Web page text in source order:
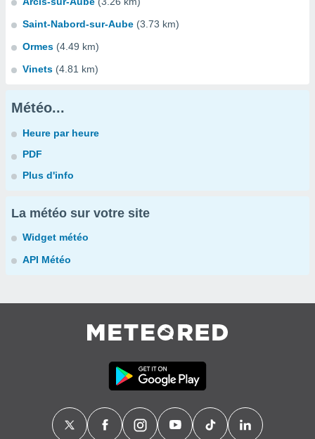
Saint-Nabord-sur-Aube (3.73 km)
Ormes (4.49 km)
Vinets (4.81 km)
Météo...
Heure par heure
PDF
Plus d'info
La météo sur votre site
Widget météo
API Météo